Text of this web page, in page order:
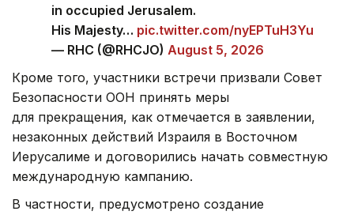
in occupied Jerusalem.
His Majesty… pic.twitter.com/nyEPTuH3Yu
— RHC (@RHCJO) August 5, 2026
Кроме того, участники встречи призвали Совет
Безопасности ООН принять меры
для прекращения, как отмечается в заявлении,
незаконных действий Израиля в Восточном
Иерусалиме и договорились начать совместную
международную кампанию.
В частности, предусмотрено создание